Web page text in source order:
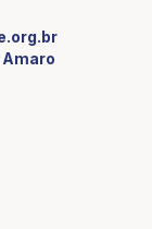
Amaro